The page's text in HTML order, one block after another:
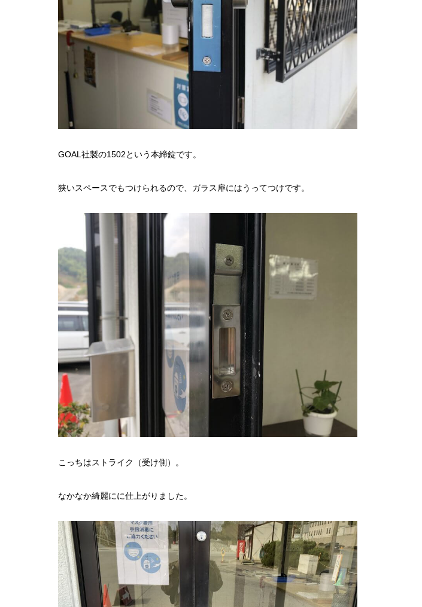
GOAL社製の1502という本締錠です。
狭いスペースでもつけられるので、ガラス扉にはうってつけです。
こっちはストライク（受け側）。
なかなか綺麗にに仕上がりました。